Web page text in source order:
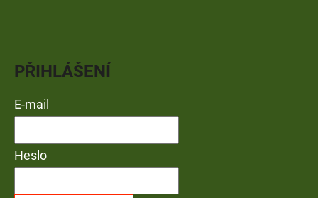
PŘIHLÁŠENÍ
E-mail
Heslo